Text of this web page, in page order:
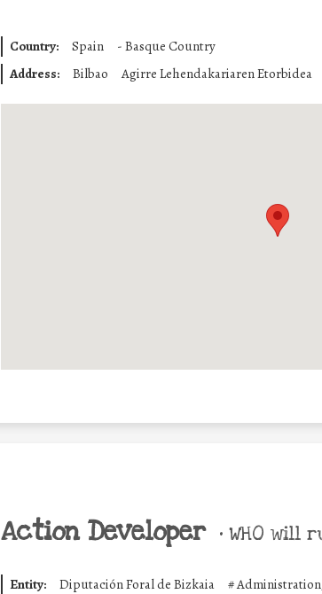
Country: Spain - Basque Country
Address:
Bilbao Agirre Lehendakariaren Etorbidea
Action Developer • WHO will
Entity: Diputación Foral de Bizkaia #